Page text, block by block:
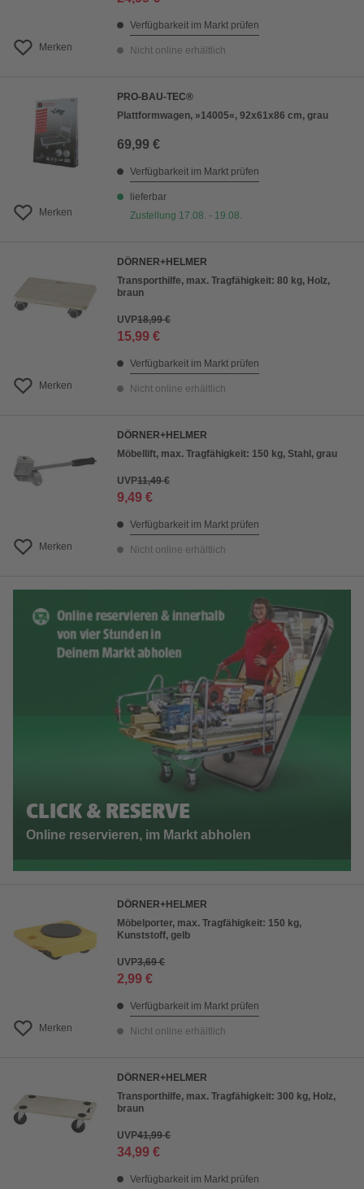
Merken
Verfügbarkeit im Markt prüfen
Nicht online erhältlich
Merken
PRO-BAU-TEC®
Plattformwagen, »14005«, 92x61x86 cm, grau
69,99 €
Verfügbarkeit im Markt prüfen
lieferbar
Zustellung 17.08. - 19.08.
Merken
DÖRNER+HELMER
Transporthilfe, max. Tragfähigkeit: 80 kg, Holz,
braun
UVP18,99 €
15,99 €
Verfügbarkeit im Markt prüfen
Nicht online erhältlich
Merken
DÖRNER+HELMER
Möbellift, max. Tragfähigkeit: 150 kg, Stahl, grau
UVP11,49 €
9,49 €
Verfügbarkeit im Markt prüfen
Nicht online erhältlich
CLICK & RESERVE
Online reservieren, im Markt abholen
Merken
DÖRNER+HELMER
Möbelporter, max. Tragfähigkeit: 150 kg,
Kunststoff, gelb
UVP3,69 €
2,99 €
Verfügbarkeit im Markt prüfen
Nicht online erhältlich
DÖRNER+HELMER
Transporthilfe, max. Tragfähigkeit: 300 kg, Holz,
braun
UVP41,99 €
34,99 €
Verfügbarkeit im Markt prüfen